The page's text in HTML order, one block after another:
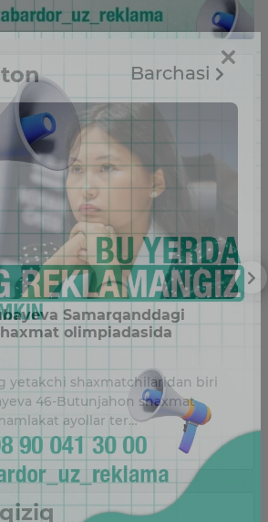
Barchasi
Samarqanddagi
olimpiadasida
yetakchi shaxmatchilaridan biri
46-Butunjahon shaxmat
ayollar ter…